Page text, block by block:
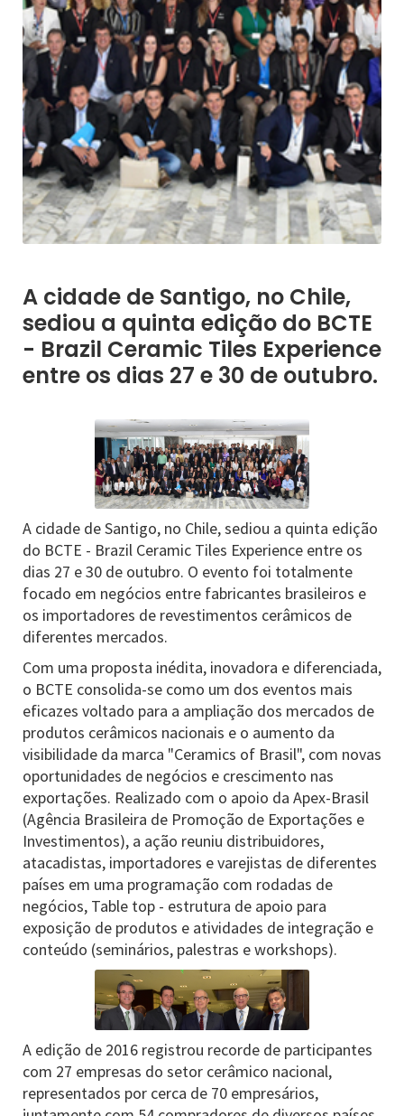
A cidade de Santigo, no Chile,
sediou a quinta edição do BCTE
- Brazil Ceramic Tiles Experience
entre os dias 27 e 30 de outubro.
A cidade de Santigo, no Chile, sediou a quinta edição
do BCTE - Brazil Ceramic Tiles Experience entre os
dias 27 e 30 de outubro. O evento foi totalmente
focado em negócios entre fabricantes brasileiros e
os importadores de revestimentos cerâmicos de
diferentes mercados.
Com uma proposta inédita, inovadora e diferenciada,
o BCTE consolida-se como um dos eventos mais
eficazes voltado para a ampliação dos mercados de
produtos cerâmicos nacionais e o aumento da
visibilidade da marca "Ceramics of Brasil", com novas
oportunidades de negócios e crescimento nas
exportações. Realizado com o apoio da Apex-Brasil
(Agência Brasileira de Promoção de Exportações e
Investimentos), a ação reuniu distribuidores,
atacadistas, importadores e varejistas de diferentes
países em uma programação com rodadas de
negócios, Table top - estrutura de apoio para
exposição de produtos e atividades de integração e
conteúdo (seminários, palestras e workshops).
A edição de 2016 registrou recorde de participantes
com 27 empresas do setor cerâmico nacional,
representados por cerca de 70 empresários,